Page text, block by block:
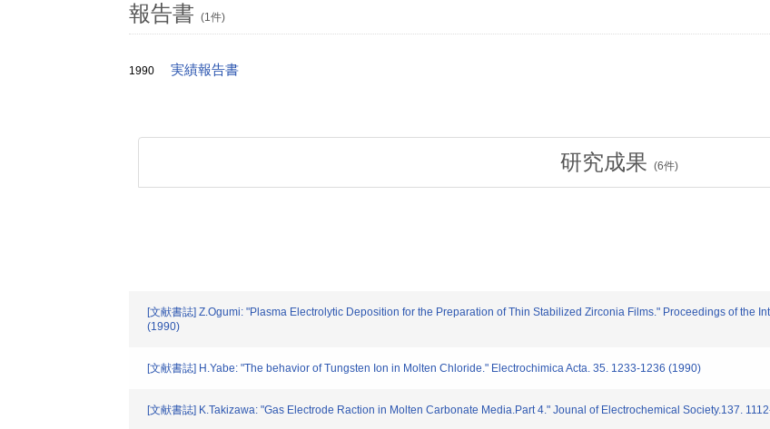
報告書 (1件)
1990 実績報告書
研究成果 (6件)
[文献書誌] Z.Ogumi: "Plasma Electrolytic Deposition for the Preparation of Thin Stabilized Zirconia Films." Proceedings of the
(1990)
[文献書誌] H.Yabe: "The behavior of Tungsten Ion in Molten Chloride." Electrochimica Acta. 35. 1233-1236 (1990)
[文献書誌] K.Takizawa: "Gas Electrode Raction in Molten Carbonate Media.Part 4." Jounal of Electrochemical Society.137.